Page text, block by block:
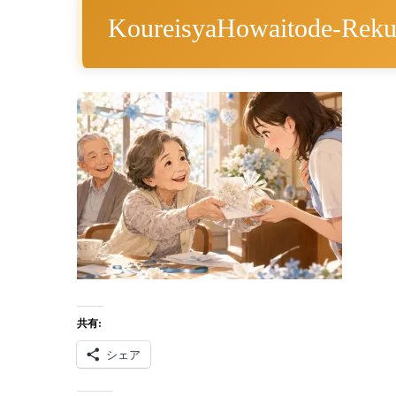
KoureisyaHowaitode-
共有:
シェア